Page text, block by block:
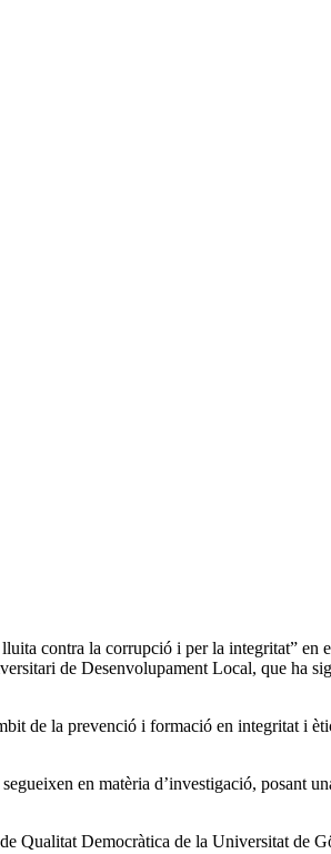
contra la corrupció i per la integritat” en
de Desenvolupament Local, que ha
de la prevenció i formació en integritat i
en matèria d’investigació, posant
Qualitat Democràtica de la Universitat de